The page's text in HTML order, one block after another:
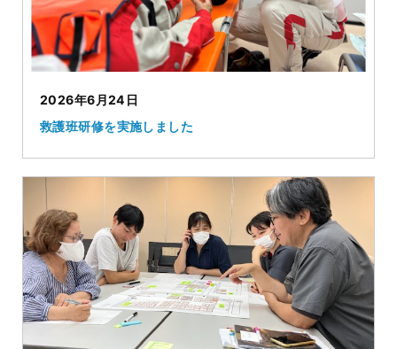
2026年6月24日
救護班研修を実施しました